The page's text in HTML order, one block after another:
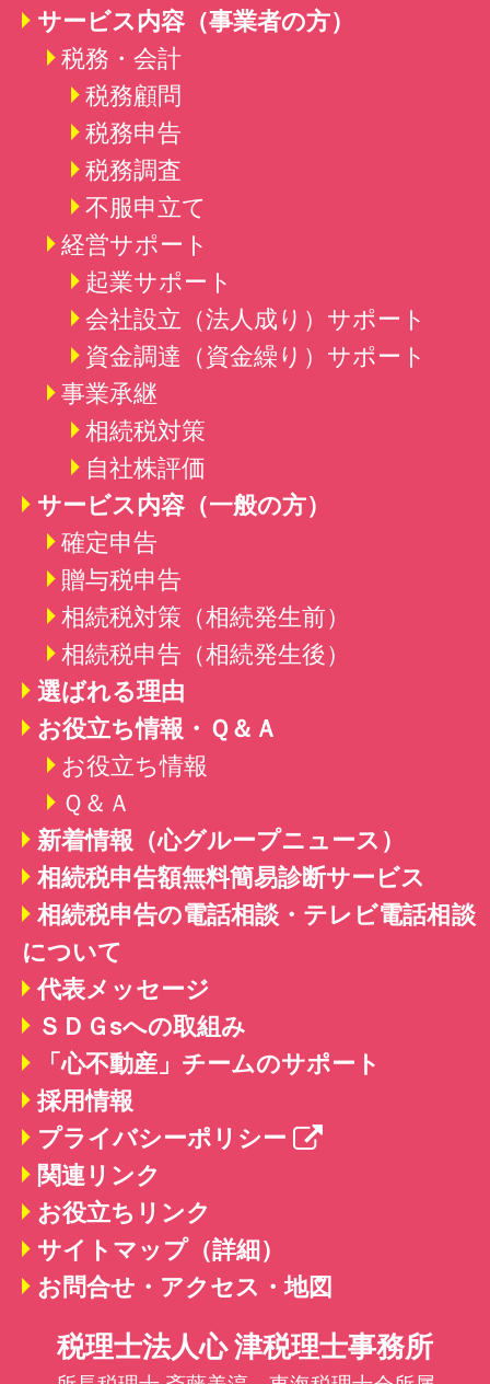
サービス内容（事業者の方）
税務・会計
税務顧問
税務申告
税務調査
不服申立て
経営サポート
起業サポート
会社設立（法人成り） サポート
資金調達（資金繰り） サポート
事業承継
相続税対策
自社株評価
サービス内容（一般の方）
確定申告
贈与税申告
相続税対策（相続発生前）
相続税申告（相続発生後）
選ばれる理由
お役立ち情報・Ｑ＆Ａ
お役立ち情報
Ｑ＆Ａ
新着情報 （心グループニュース）
相続税申告額無料簡易診断サービス
相続税申告の電話相談・テレビ電話相談
について
代表メッセージ
ＳＤＧsへの取組み
「心不動産」チームのサポート
採用情報
プライバシーポリシー
関連リンク
お役立ちリンク
サイトマップ（詳細）
お問合せ・アクセス・地図
税理士法人心 津税理士事務所